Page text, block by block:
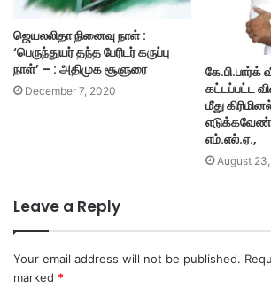
ஜெயலலிதா நினைவு நாள் :
‘பெருந்துயர் தந்த பேரிடர் கருப்பு
நாள்’ – : அதிமுக சூளுரை
December 7, 2020
கே.பி.பார்க்
கட்டப்பட்ட
மீது
எம்.எல்.ஏ.,
August
Leave a Reply
Your email address will not be published.
marked *